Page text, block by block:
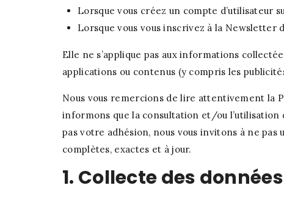
Lorsque vous créez un compte d’utilisateur
Lorsque vous vous inscrivez à la Newsletter
Elle ne s’applique pas aux informations
applications ou contenus (y compris les
Nous vous remercions de lire attentivement la
informons que la consultation et/ou
pas votre adhésion, nous vous invitons à ne
complètes, exactes et à jour.
1. Collecte des données